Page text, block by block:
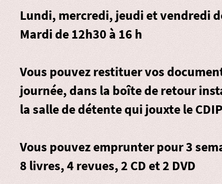
Lundi, mercredi, jeudi et vendredi
Mardi de 12h30 à 16 h
Vous pouvez restituer vos
journée, dans la boîte de retour
la salle de détente qui jouxte le
Vous pouvez emprunter pour 3
8 livres, 4 revues, 2 CD et 2 DVD